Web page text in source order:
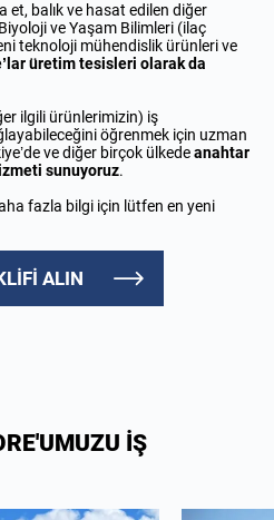
et, balık ve hasat edilen diğer
ve Yaşam Bilimleri (ilaç
teknoloji mühendislik ürünleri ve
üretim tesisleri olarak da
ilgili ürünlerimizin) iş
öğrenmek için uzman
ve diğer birçok ülkedeanahtar
sunuyoruz.
fazla bilgi için lütfen en yeni
ALIN
İŞ